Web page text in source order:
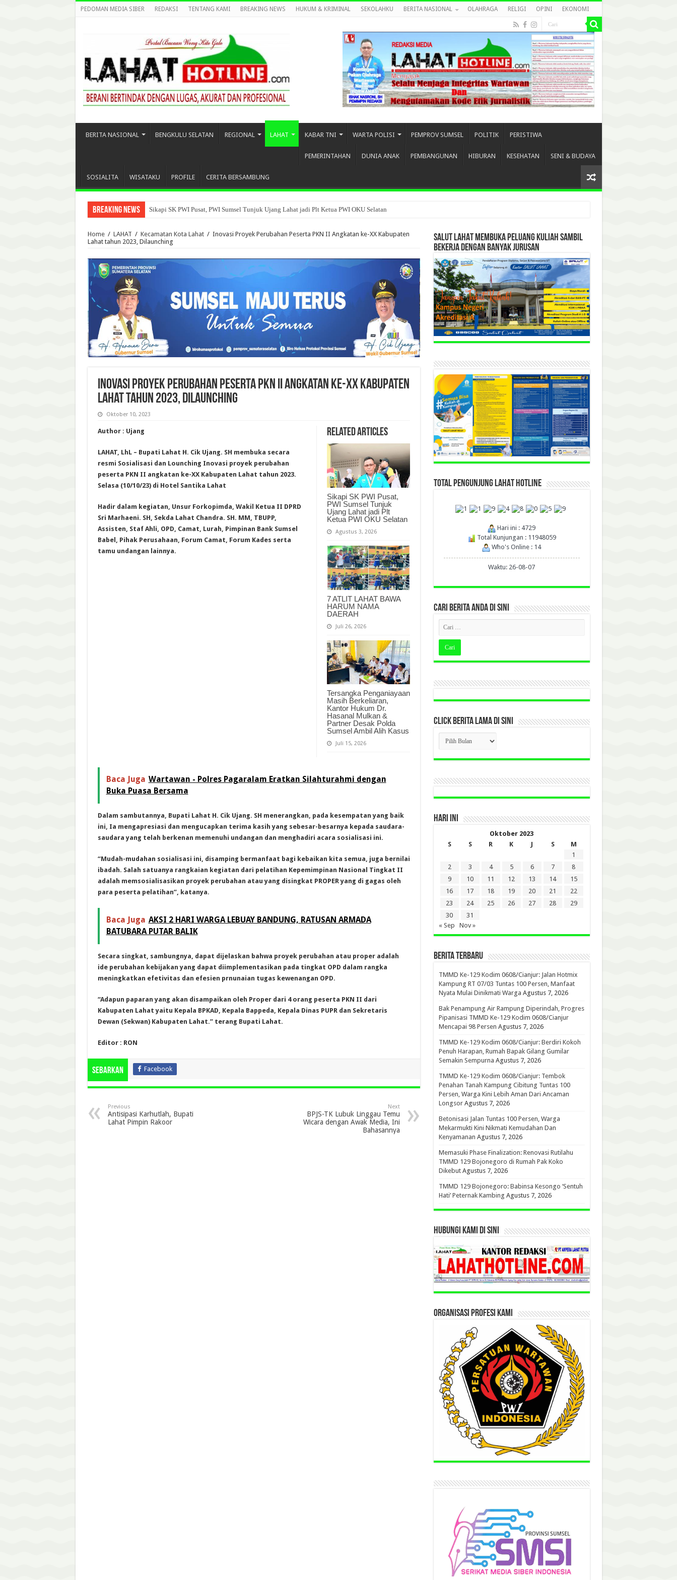
PEDOMAN MEDIA SIBER REDAKSI TENTANG KAMI BREAKING NEWS HUKUM & KRIMINAL SEKOLAHKU BERITA NASIONAL OLAHRAGA RELIGI OPINI EKONOMI
BERITA NASIONAL BENGKULU SELATAN REGIONAL LAHAT KABAR TNI WARTA POLISI PEMPROV SUMSEL POLITIK PERISTIWA
PEMERINTAHAN DUNIA ANAK PEMBANGUNAN HIBURAN KESEHATAN SENI & BUDAYA
SOSIALITA WISATAKU PROFILE CERITA BERSAMBUNG
Breaking News Sikapi SK PWI Pusat, PWI Sumsel Tunjuk Ujang Lahat jadi Plt Ketua PWI OKU Selatan
Home / LAHAT / Kecamatan Kota Lahat / Inovasi Proyek Perubahan Peserta PKN II Angkatan ke-XX Kabupaten
Lahat tahun 2023, Dilaunching
Inovasi Proyek Perubahan Peserta PKN II Angkatan ke-XX Kabupaten
Lahat tahun 2023, Dilaunching
Oktober 10, 2023
Related Articles
Sikapi SK PWI Pusat,
PWI Sumsel Tunjuk
Ujang Lahat jadi Plt
Ketua PWI OKU Selatan
Agustus 3, 2026
7 ATLIT LAHAT BAWA
HARUM NAMA
DAERAH
Juli 26, 2026
Tersangka Penganiayaan
Masih Berkeliaran,
Kantor Hukum Dr.
Hasanal Mulkan &
Partner Desak Polda
Sumsel Ambil Alih Kasus
Juli 15, 2026
Author : Ujang
LAHAT, LhL – Bupati Lahat H. Cik Ujang. SH membuka secara
resmi Sosialisasi dan Lounching Inovasi proyek perubahan
peserta PKN II angkatan ke-XX Kabupaten Lahat tahun 2023.
Selasa (10/10/23) di Hotel Santika Lahat
Hadir dalam kegiatan, Unsur Forkopimda, Wakil Ketua II DPRD
Sri Marhaeni. SH, Sekda Lahat Chandra. SH. MM, TBUPP,
Assisten, Staf Ahli, OPD, Camat, Lurah, Pimpinan Bank Sumsel
Babel, Pihak Perusahaan, Forum Camat, Forum Kades serta
tamu undangan lainnya.
Baca Juga Wartawan - Polres Pagaralam Eratkan Silahturahmi dengan
Buka Puasa Bersama
Dalam sambutannya, Bupati Lahat H. Cik Ujang. SH menerangkan, pada kesempatan yang baik
ini, Ia mengapresiasi dan mengucapkan terima kasih yang sebesar-besarnya kepada saudara-
saudara yang telah berkenan memenuhi undangan dan menghadiri acara sosialisasi ini.
“Mudah-mudahan sosialisasi ini, disamping bermanfaat bagi kebaikan kita semua, juga bernilai
ibadah. Salah satuanya rangkaian kegiatan dari pelatihan Kepemimpinan Nasional Tingkat II
adalah memsosialisasikan proyek perubahan atau yang disingkat PROPER yang di gagas oleh
para peserta pelatihan”, katanya.
Baca Juga AKSI 2 HARI WARGA LEBUAY BANDUNG, RATUSAN ARMADA
BATUBARA PUTAR BALIK
Secara singkat, sambungnya, dapat dijelaskan bahwa proyek perubahan atau proper adalah
ide perubahan kebijakan yang dapat diimplementasikan pada tingkat OPD dalam rangka
meningkatkan efetivitas dan efesien prnunaian tugas kewenangan OPD.
“Adapun paparan yang akan disampaikan oleh Proper dari 4 orang peserta PKN II dari
Kabupaten Lahat yaitu Kepala BPKAD, Kepala Bappeda, Kepala Dinas PUPR dan Sekretaris
Dewan (Sekwan) Kabupaten Lahat.” terang Bupati Lahat.
Editor : RON
Sebarkan Facebook
Previous
Antisipasi Karhutlah, Bupati
Lahat Pimpin Rakoor
Next
BPJS-TK Lubuk Linggau Temu
Wicara dengan Awak Media, Ini
Bahasannya
SALUT LAHAT MEMBUKA PELUANG KULIAH SAMBIL
BEKERJA DENGAN BANYAK JURUSAN
TOTAL PENGUNJUNG LAHAT HOTLINE
Hari ini : 4729
Total Kunjungan : 11948059
Who's Online : 14
Waktu: 26-08-07
CARI BERITA ANDA DI SINI
CLICK BERITA LAMA DI SINI
CLICK
BERITA
LAMA
DI
HARI INI
Oktober 2023
S
S R K J S
M
1
2
3 4 5 6 7
8
9
10 11 12 13 14
15
16
17 18 19 20 21
22
23
24 25 26 27 28
29
30
31
« Sep
Nov »
BERITA TERBARU
TMMD Ke-129 Kodim 0608/Cianjur: Jalan Hotmix
Kampung RT 07/03 Tuntas 100 Persen, Manfaat
Nyata Mulai Dinikmati Warga Agustus 7, 2026
Bak Penampung Air Rampung Diperindah, Progres
Pipanisasi TMMD Ke-129 Kodim 0608/Cianjur
Mencapai 98 Persen Agustus 7, 2026
TMMD Ke-129 Kodim 0608/Cianjur: Berdiri Kokoh
Penuh Harapan, Rumah Bapak Gilang Gumilar
Semakin Sempurna Agustus 7, 2026
TMMD Ke-129 Kodim 0608/Cianjur: Tembok
Penahan Tanah Kampung Cibitung Tuntas 100
Persen, Warga Kini Lebih Aman Dari Ancaman
Longsor Agustus 7, 2026
Betonisasi Jalan Tuntas 100 Persen, Warga
Mekarmukti Kini Nikmati Kemudahan Dan
Kenyamanan Agustus 7, 2026
Memasuki Phase Finalization: Renovasi Rutilahu
TMMD 129 Bojonegoro di Rumah Pak Koko
Dikebut Agustus 7, 2026
TMMD 129 Bojonegoro: Babinsa Kesongo ‘Sentuh
Hati’ Peternak Kambing Agustus 7, 2026
HUBUNGI KAMI DI SINI
ORGANISASI PROFESI KAMI